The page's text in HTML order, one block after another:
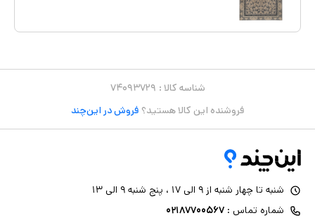
شناسه کالا : ۷۴۰۹۳۷۲۹
فروشنده این کالا هستید؟ فروش در این‌چند
شنبه تا چهار شنبه از ۹ الی ۱۷ ، پنج شنبه ۹ الی ۱۳
شماره تماس : ۰۲۱۸۷۷۰۰۵۶۷